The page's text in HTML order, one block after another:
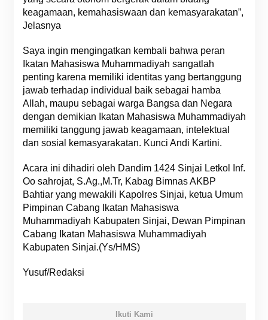
keagamaan, kemahasiswaan dan kemasyarakatan”,
Jelasnya
Saya ingin mengingatkan kembali bahwa peran
Ikatan Mahasiswa Muhammadiyah sangatlah
penting karena memiliki identitas yang bertanggung
jawab terhadap individual baik sebagai hamba
Allah, maupu sebagai warga Bangsa dan Negara
dengan demikian Ikatan Mahasiswa Muhammadiyah
memiliki tanggung jawab keagamaan, intelektual
dan sosial kemasyarakatan. Kunci Andi Kartini.
Acara ini dihadiri oleh Dandim 1424 Sinjai Letkol Inf.
Oo sahrojat, S.Ag.,M.Tr, Kabag Bimnas AKBP
Bahtiar yang mewakili Kapolres Sinjai, ketua Umum
Pimpinan Cabang Ikatan Mahasiswa
Muhammadiyah Kabupaten Sinjai, Dewan Pimpinan
Cabang Ikatan Mahasiswa Muhammadiyah
Kabupaten Sinjai.(Ys/HMS)
Yusuf/Redaksi
Ikuti Kami